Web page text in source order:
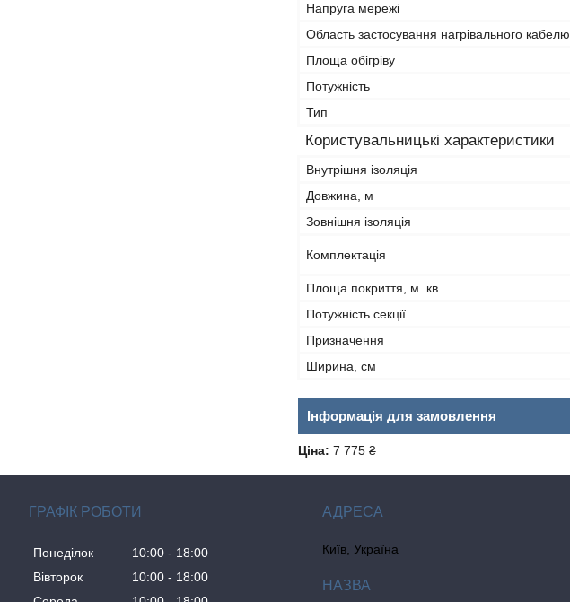
Напруга мережі
Область застосування нагрівального кабелю
Площа обігріву
Потужність
Тип
Користувальницькі характеристики
Внутрішня ізоляція
Довжина, м
Зовнішня ізоляція
Комплектація
Площа покриття, м. кв.
Потужність секції
Призначення
Ширина, см
Інформація для замовлення
Ціна: 7 775 ₴
ГРАФІК РОБОТИ
Понеділок 10:00
18:00
Вівторок
10:00
18:00
Київ, Україна